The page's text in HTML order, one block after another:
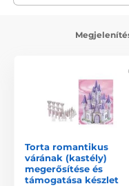
Torta romantikus
várának (kastély)
megerősítése és
támogatása készlet